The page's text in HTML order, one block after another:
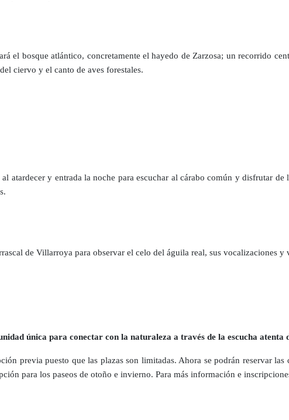
el bosque atlántico, concretamente el hayedo de Zarzosa; un recorrido
ciervo y el canto de aves forestales.
atardecer y entrada la noche para escuchar al cárabo común y disfrutar
de Villarroya para observar el celo del águila real, sus vocalizaciones y
única para conectar con la naturaleza a través de la escucha atenta
previa puesto que las plazas son limitadas. Ahora se podrán reservar
para los paseos de otoño e invierno. Para más información e